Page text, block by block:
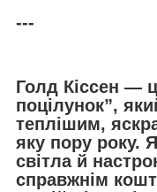
---
Голд Кіссен —
поцілунок”,
теплішим,
яку пору року.
світла й
справжнім